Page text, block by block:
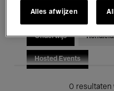
Voor iedereen
Onderwijs
Hosted Events
0 resultaten
Alles afwijzen